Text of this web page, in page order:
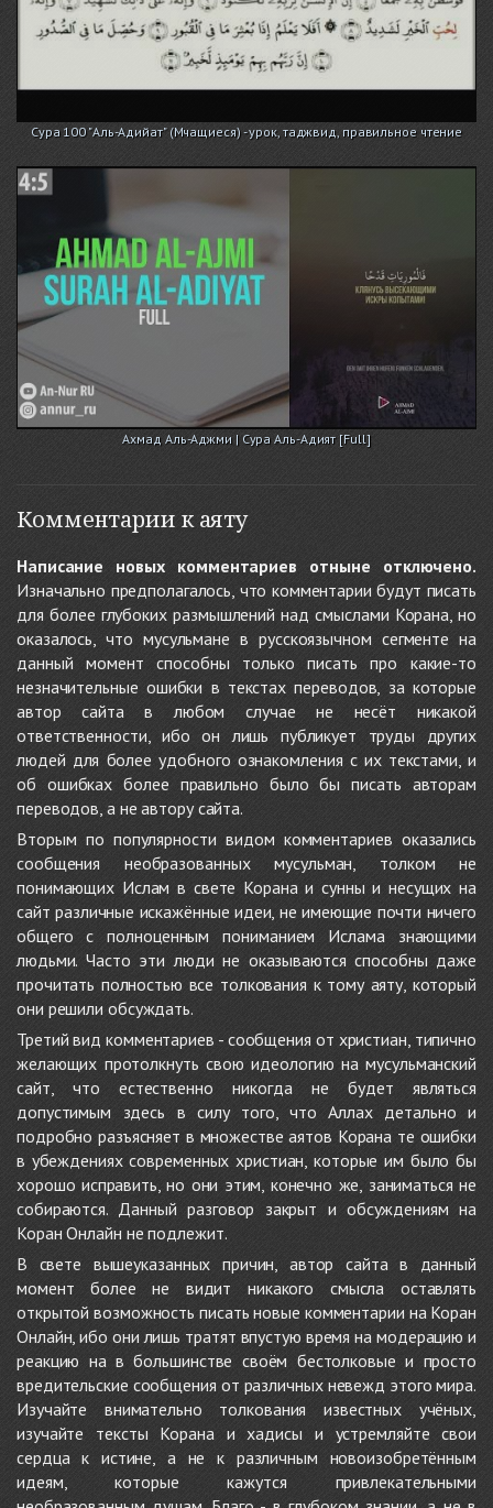
Сура 100 "Аль-Адийат" (Мчащиеся) - урок, таджвид, правильное чтение
Ахмад Аль-Аджми | Сура Аль-Адият [Full]
Комментарии к аяту
Написание новых комментариев отныне отключено.
Изначально предполагалось, что комментарии будут писать
для более глубоких размышлений над смыслами Корана, но
оказалось, что мусульмане в русскоязычном сегменте на
данный момент способны только писать про какие-то
незначительные ошибки в текстах переводов, за которые
автор сайта в любом случае не несёт никакой
ответственности, ибо он лишь публикует труды других
людей для более удобного ознакомления с их текстами, и
об ошибках более правильно было бы писать авторам
переводов, а не автору сайта.
Вторым по популярности видом комментариев оказались
сообщения необразованных мусульман, толком не
понимающих Ислам в свете Корана и сунны и несущих на
сайт различные искажённые идеи, не имеющие почти ничего
общего с полноценным пониманием Ислама знающими
людьми. Часто эти люди не оказываются способны даже
прочитать полностью все толкования к тому аяту, который
они решили обсуждать.
Третий вид комментариев - сообщения от христиан, типично
желающих протолкнуть свою идеологию на мусульманский
сайт, что естественно никогда не будет являться
допустимым здесь в силу того, что Аллах детально и
подробно разъясняет в множестве аятов Корана те ошибки
в убеждениях современных христиан, которые им было бы
хорошо исправить, но они этим, конечно же, заниматься не
собираются. Данный разговор закрыт и обсуждениям на
Коран Онлайн не подлежит.
В свете вышеуказанных причин, автор сайта в данный
момент более не видит никакого смысла оставлять
открытой возможность писать новые комментарии на Коран
Онлайн, ибо они лишь тратят впустую время на модерацию и
реакцию на в большинстве своём бестолковые и просто
вредительские сообщения от различных невежд этого мира.
Изучайте внимательно толкования известных учёных,
изучайте тексты Корана и хадисы и устремляйте свои
сердца к истине, а не к различным новоизобретённым
идеям, которые кажутся привлекательными